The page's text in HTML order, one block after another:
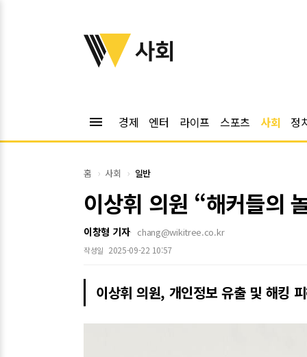
위키트리
사회
menu 경제 엔터 라이프 스포츠 사회 정
홈 사회 일반
이상휘 의원 “해커들의
이창형 기자 chang@wikitree.co.kr
작성일 2025-09-22 10:57
이상휘 의원, 개인정보 유출 및 해킹